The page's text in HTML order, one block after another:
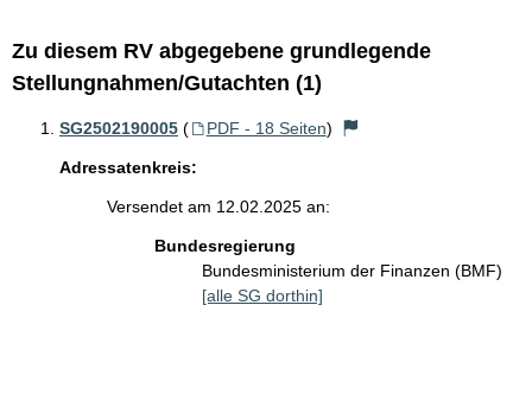
Zu diesem RV abgegebene grundlegende
Stellungnahmen/Gutachten (1)
SG2502190005 ( PDF - 18 Seiten)
Adressatenkreis:
Versendet am 12.02.2025 an:
Bundesregierung
Bundesministerium der Finanzen (BMF)
[alle SG dorthin]